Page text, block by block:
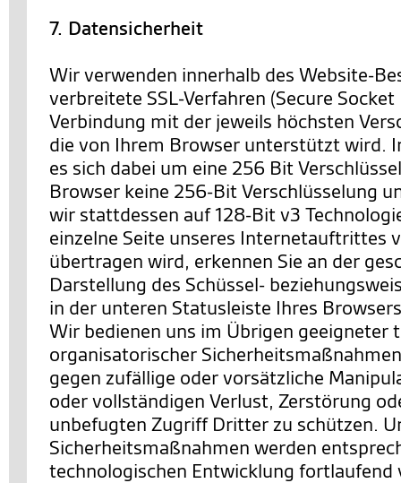
7. Datensicherheit
Wir verwenden innerhalb des Website-
verbreitete SSL-Verfahren (Secure Socket
Verbindung mit der jeweils höchsten
die von Ihrem Browser unterstützt wird.
es sich dabei um eine 256 Bit
Browser keine 256-Bit Verschlüsselung
wir stattdessen auf 128-Bit v3
einzelne Seite unseres Internetauftrittes
übertragen wird, erkennen Sie an der
Darstellung des Schüssel-
in der unteren Statusleiste Ihres
Wir bedienen uns im Übrigen geeigneter
organisatorischer
gegen zufällige oder vorsätzliche
oder vollständigen Verlust, Zerstörung
unbefugten Zugriff Dritter zu schützen.
Sicherheitsmaßnahmen werden
technologischen Entwicklung fortlaufend